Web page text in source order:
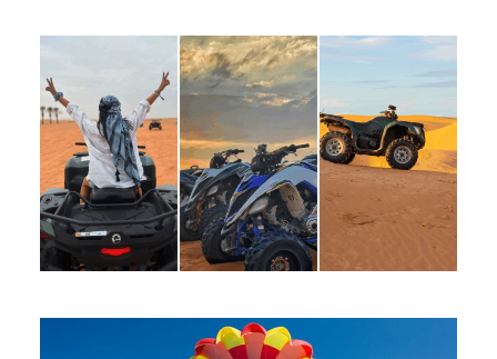
13 mai 2024
routeins
Désert Tunisien